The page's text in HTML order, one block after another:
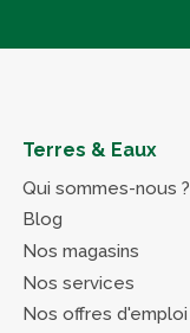
Terres & Eaux
Qui sommes-nous ?
Blog
Nos magasins
Nos services
Nos offres d'emploi